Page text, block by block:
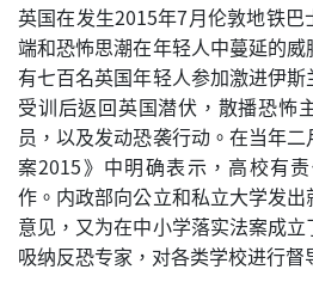
英国在发生2015年7月伦敦地铁
端和恐怖思潮在年轻人中蔓延的威
有七百名英国年轻人参加激进伊
受训后返回英国潜伏，散播恐怖
员，以及发动恐袭行动。在当年
案2015》中明确表示，高校有
作。内政部向公立和私立大学发
意见，又为在中小学落实法案成立
吸纳反恐专家，对各类学校进行督